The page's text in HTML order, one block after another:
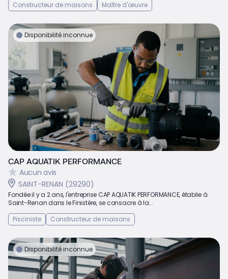
Constructeur de maisons
Maître d'œuvre
Disponibilité inconnue
CAP AQUATIK PERFORMANCE
Aucun avis
SAINT-RENAN (29290)
Fondée il y a 2 ans, l'entreprise CAP AQUATIK PERFORMANCE, établie à
Saint-Renan dans le Finistère, se consacre à la...
Pisciniste
Constructeur de maisons
Disponibilité inconnue